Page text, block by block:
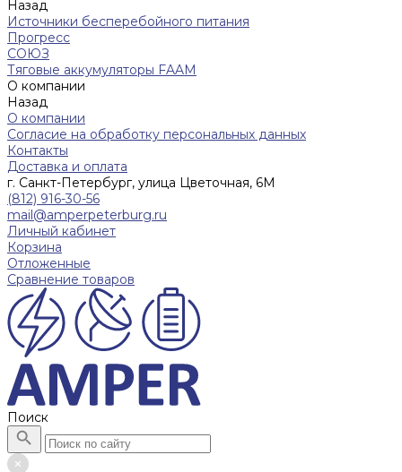
Назад
Источники бесперебойного питания
Прогресс
СОЮЗ
Тяговые аккумуляторы FAAM
О компании
Назад
О компании
Согласие на обработку персональных данных
Контакты
Доставка и оплата
г. Санкт-Петербург, улица Цветочная, 6М
(812) 916-30-56
mail@amperpeterburg.ru
Личный кабинет
Корзина
Отложенные
Сравнение товаров
Поиск